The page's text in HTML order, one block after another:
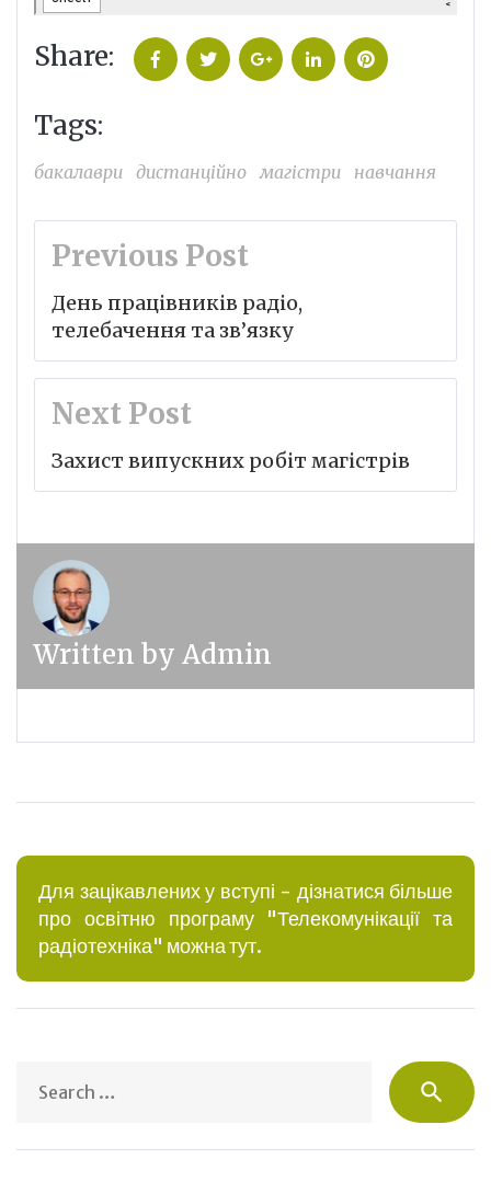
Share: Facebook Twitter Google+ LinkedIn Pinterest
Tags:
бакалаври дистанційно магістри навчання
Навігація
Previous Post
День працівників радіо,
телебачення та зв’язку
Next Post
Захист випускних робіт магістрів
Written by Admin
Для зацікавлених у вступі - дізнатися більше
про освітню програму "Телекомунікації та
радіотехніка" можна тут.
search